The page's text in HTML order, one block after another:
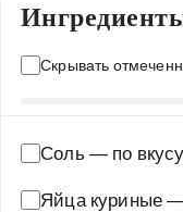
Скрывать
Соль — по вкусу
Яйца куриные